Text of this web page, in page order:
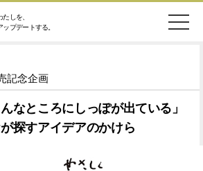
たしを、
ップデートする。
妊娠・出産
ワークスタイル
ファッション
記念企画
なところにしっぽが出ている」
探すアイデアのかけら